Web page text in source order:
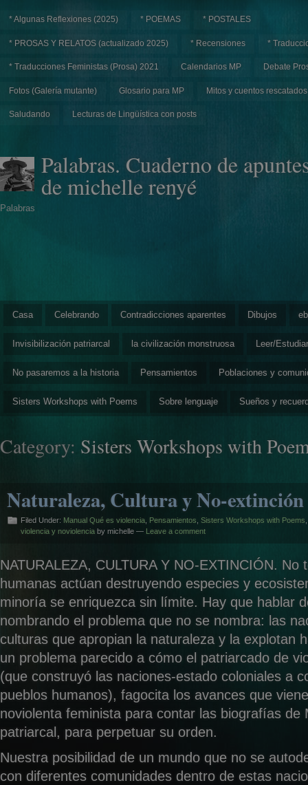
* Algunas Reflexiones (2025) * POEMAS * POSTALES
* PROSAS Y RELATOS (actualizado 2025) * Recensiones *
* Traducciones Feministas (Prosa) 2021 Calendarios MP Debate
Fotos (Galería mutante) Glosario para MP Mitos y cuentos rescatados
Saludando Lecturas de Lingüística con posts
Palabras. Cuaderno de
de michelle renyé
Palabras
Casa Celebrando Contradicciones aparentes Dibujos
Invisibilización patriarcal la civilización monstruosa Leer/Estudiar
No pasaremos a la historia Pensamientos Poblaciones y
Sisters Workshops with Poems Sobre lenguaje Sueños y
Category: Sisters Workshops with
Naturaleza, Cultura y No-extinción
Filed Under: Manual Qué es violencia Pensamientos Sisters Workshops with Poems
violencia y noviolencia by michelle — Leave a comment
NATURALEZA, CULTURA Y NO-EXTINCIÓN. No
humanas actúan destruyendo especies y
minoría se enriquezca sin límite. Hay que hablar
nombrando el problema que no se nombra: las
culturas que apropian la naturaleza y la explotan
un problema parecido a cómo el patriarcado de
(que construyó las naciones-estado coloniales a
pueblos humanos), fagocita los avances que
noviolenta feminista para contar las biografías de
patriarcal, para perpetuar su orden.
Nuestra posibilidad de un mundo que no se
con diferentes comunidades dentro de estas